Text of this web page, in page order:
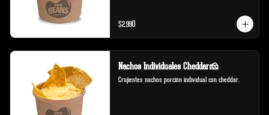
$2.990
Nachos Individuales Cheddar🧀
Crujientes nachos porción individual con cheddar.